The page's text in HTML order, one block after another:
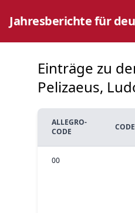
Jahresberichte für
Einträge zu
Pelizaeus,
ALLEGRO-
CODE
00